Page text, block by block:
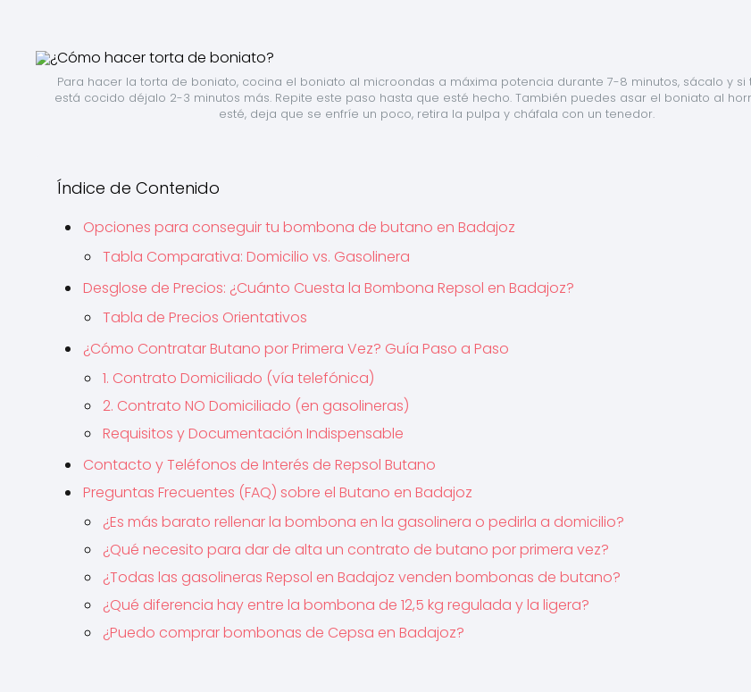
Para hacer la torta de boniato, cocina el boniato al microondas a máxima potencia durante 7-8 minutos, sácalo y si
está cocido déjalo 2-3 minutos más. Repite este paso hasta que esté hecho. También puedes asar el boniato al
esté, deja que se enfríe un poco, retira la pulpa y cháfala con un tenedor.
Índice de Contenido
Opciones para conseguir tu bombona de butano en Badajoz
Tabla Comparativa: Domicilio vs. Gasolinera
Desglose de Precios: ¿Cuánto Cuesta la Bombona Repsol en Badajoz?
Tabla de Precios Orientativos
¿Cómo Contratar Butano por Primera Vez? Guía Paso a Paso
1. Contrato Domiciliado (vía telefónica)
2. Contrato NO Domiciliado (en gasolineras)
Requisitos y Documentación Indispensable
Contacto y Teléfonos de Interés de Repsol Butano
Preguntas Frecuentes (FAQ) sobre el Butano en Badajoz
¿Es más barato rellenar la bombona en la gasolinera o pedirla a domicilio?
¿Qué necesito para dar de alta un contrato de butano por primera vez?
¿Todas las gasolineras Repsol en Badajoz venden bombonas de butano?
¿Qué diferencia hay entre la bombona de 12,5 kg regulada y la ligera?
¿Puedo comprar bombonas de Cepsa en Badajoz?